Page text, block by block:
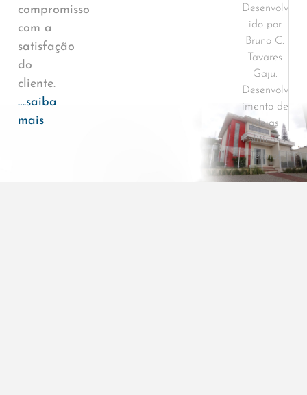
compromisso
com a
satisfação
do
cliente.
….saiba
mais
Desenvolv
ido por
Bruno C.
Tavares
Gaju.
Desenvolv
imento de
ideias
Políticas e
Termos